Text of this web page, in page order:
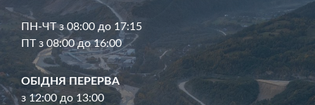
ПН-ЧТ з 08:00 до 17:15
ПТ з 08:00 до 16:00
ОБІДНЯ ПЕРЕРВА
з 12:00 до 13:00